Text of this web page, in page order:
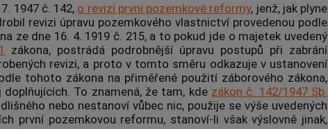
1947 č. 142, o revizi první pozemkové reformy, jenž, jak plyne
revizi úpravu pozemkového vlastnictví provedenou podle
ze dne 16. 4. 1919 č. 215, a to pokud jde o majetek uvedený
zákona, postrádá podrobnější úpravu postupů při zabrání
revizi, a proto v tomto směru odkazuje v ustanovení
tohoto zákona na přiměřené použití záborového zákona,
doplňujících. To znamená, že tam, kde zákon č. 142/1947 Sb.
nebo nestanoví vůbec nic, použije se výše uvedených
první pozemkovou reformu, stanoví-li však výslovně jinak,